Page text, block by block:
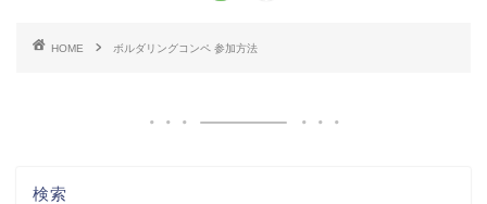
HOME ボルダリングコンペ 参加方法
検索